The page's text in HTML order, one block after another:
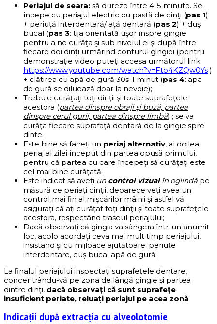
Periajul de seara: să dureze între 4-5 minute. Se
începe cu periajul electric cu pastă de dinţi (pas 1)
+ periuţă interdentară/ aţă dentară (pas 2) + duş
bucal (pas 3: tija orientată uşor înspre gingie
pentru a ne curăţa şi sub nivelul ei şi după între
fiecare doi dinţi urmărind conturul gingiei (pentru
demonstraţie video puteţi accesa următorul link
https://www.youtube.com/watch?v=Fto4KZQw0Ys )
+ clătirea cu apă de gură 30s-1 minut (pas 4: apa
de gură se diluează doar la nevoie);
Trebuie curăţaţi toţi dinţii şi toate suprafeţele
acestora (partea dinspre obraji şi buză, partea
dinspre cerul gurii, partea dinspre limbă) ; se va
curăţa fiecare suprafaţă dentară de la gingie spre
dinte;
Este bine să faceți un periaj alternativ, al doilea
periaj al zilei început din partea opusă primului,
pentru că partea cu care începeți să curăţați este
cel mai bine curăţată;
Este indicat să aveți un control vizualîn oglindă pe
măsură ce periați dinţii, deoarece veți avea un
control mai fin al mişcărilor mâinii şi astfel vă
asigurați că ați curăţat toţi dinţii şi toate suprafeţele
acestora, respectând traseul periajului;
Dacă observați că gingia va sângera într-un anumit
loc, acolo acordați ceva mai mult timp periajului,
insistând și cu mijloace ajutătoare: periuțe
interdentare, duș bucal apă de gură;
La finalul periajului inspectați suprafețele dentare,
concentrându-vă pe zona de lângă gingie și partea
dintre dinți, dacă observați că sunt suprafețe
insuficient periate, reluați periajul pe acea zonă.
Indicații după extracția cu alveolotomie